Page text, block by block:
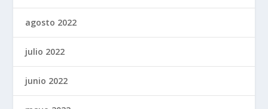
agosto 2022
julio 2022
junio 2022